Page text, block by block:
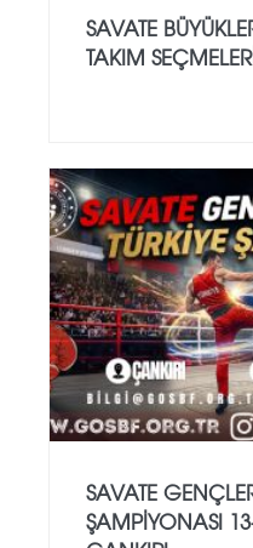
SAVATE
TAKIM
SAVATE
ŞAMPİYONASI